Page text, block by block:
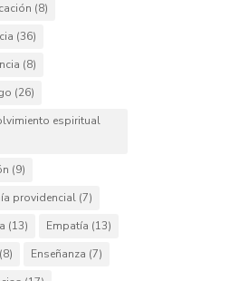
(8)
(36)
(8)
(26)
espiritual
(9)
providencial (7)
(13) Empatía (13)
(8) Enseñanza (7)